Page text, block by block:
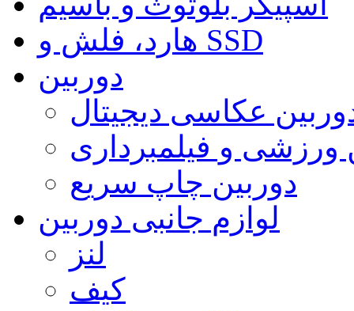
هارد، فلش و SSD
دوربین
عکاسی دیجیتال
ورزشی و فیلمبرداری
دوربین چاپ سریع
لوازم جانبی دوربین
لنز
کیف